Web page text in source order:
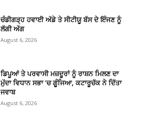
ਚੰਡੀਗੜ੍ਹ ਹਵਾਈ ਅੱਡੇ ਤੇ ਸੀਟੀਯੂ ਬੱਸ ਦੇ ਇੰਜਣ ਨੂੰ
ਲੱਗੀ ਅੱਗ
August 6, 2026
ਡਿਪੂਆਂ ਤੇ ਪਰਵਾਸੀ ਮਜ਼ਦੂਰਾਂ ਨੂੰ ਰਾਸ਼ਨ ਮਿਲਣ ਦਾ
ਮੁੱਦਾ ਵਿਧਾਨ ਸਭਾ ’ਚ ਗੂੰਜਿਆ, ਕਟਾਰੂਚੱਕ ਨੇ ਦਿੱਤਾ
ਜਵਾਬ
August 6, 2026